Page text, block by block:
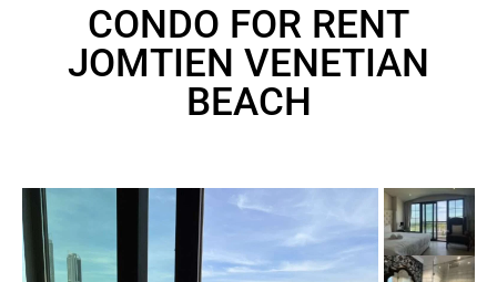
CONDO FOR RENT
JOMTIEN VENETIAN
BEACH